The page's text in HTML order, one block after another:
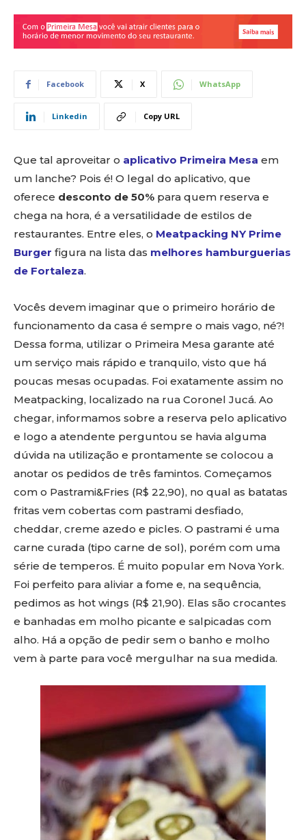
Facebook X WhatsApp
Linkedin Copy URL
Que tal aproveitar o aplicativo Primeira Mesa em
um lanche? Pois é! O legal do aplicativo, que
oferece desconto de 50% para quem reserva e
chega na hora, é a versatilidade de estilos de
restaurantes. Entre eles, o Meatpacking NY Prime
Burger figura na lista das melhores hamburguerias
de Fortaleza.
Vocês devem imaginar que o primeiro horário de
funcionamento da casa é sempre o mais vago, né?!
Dessa forma, utilizar o Primeira Mesa garante até
um serviço mais rápido e tranquilo, visto que há
poucas mesas ocupadas. Foi exatamente assim no
Meatpacking, localizado na rua Coronel Jucá. Ao
chegar, informamos sobre a reserva pelo aplicativo
e logo a atendente perguntou se havia alguma
dúvida na utilização e prontamente se colocou a
anotar os pedidos de três famintos. Começamos
com o Pastrami&Fries (R$ 22,90), no qual as batatas
fritas vem cobertas com pastrami desfiado,
cheddar, creme azedo e picles. O pastrami é uma
carne curada (tipo carne de sol), porém com uma
série de temperos. É muito popular em Nova York.
Foi perfeito para aliviar a fome e, na sequência,
pedimos as hot wings (R$ 21,90). Elas são crocantes
e banhadas em molho picante e salpicadas com
alho. Há a opção de pedir sem o banho e molho
vem à parte para você mergulhar na sua medida.